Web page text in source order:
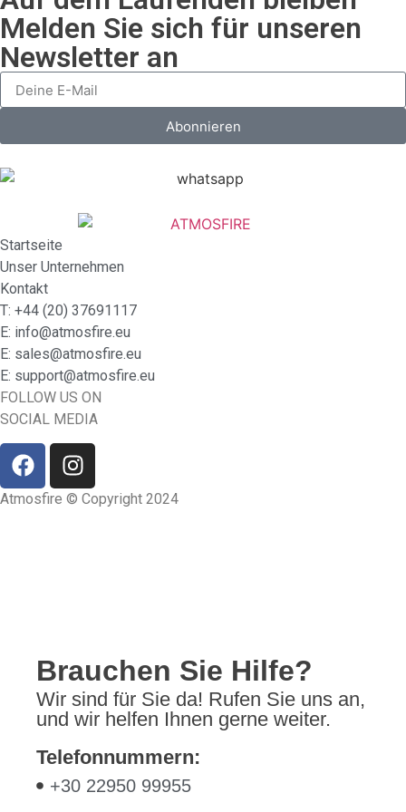
Melden Sie sich für unseren
Newsletter an
Abonnieren
Startseite
Unser Unternehmen
Kontakt
Τ: +44 (20) 37691117
E: info@atmosfire.eu
E: sales@atmosfire.eu
E: support@atmosfire.eu
FOLLOW US ON
SOCIAL MEDIA
Atmosfire © Copyright 2024
Brauchen Sie Hilfe?
Wir sind für Sie da! Rufen Sie uns an,
und wir helfen Ihnen gerne weiter.
Telefonnummern:
+30 22950 99955